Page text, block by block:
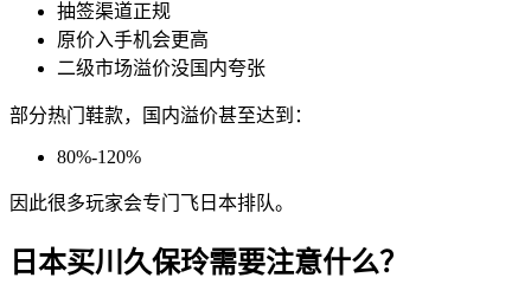
抽签渠道正规
原价入手机会更高
二级市场溢价没国内夸张
部分热门鞋款，国内溢价甚至达到：
80%-120%
因此很多玩家会专门飞日本排队。
日本买川久保玲需要注意什么？